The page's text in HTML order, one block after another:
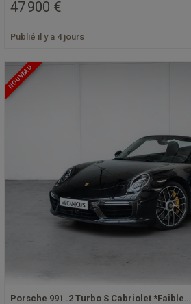
47 900 €
Publié il y a 4 jours
NOUVEAU
Porsche 991 .2 Turbo S Cabriolet *Faible…